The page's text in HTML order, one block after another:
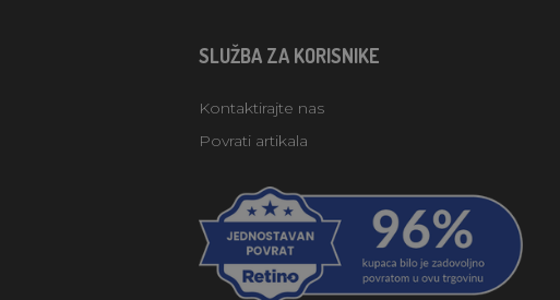
SLUŽBA ZA KORISNIKE
Kontaktirajte nas
Povrati artikala